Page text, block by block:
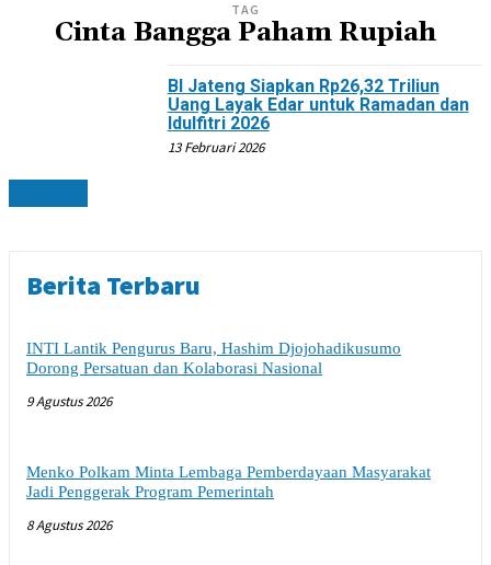
TAG
Cinta Bangga Paham Rupiah
BI Jateng Siapkan Rp26,32 Triliun
Uang Layak Edar untuk Ramadan dan
Idulfitri 2026
13 Februari 2026
Berita Terbaru
INTI Lantik Pengurus Baru, Hashim Djojohadikusumo
Dorong Persatuan dan Kolaborasi Nasional
9 Agustus 2026
Menko Polkam Minta Lembaga Pemberdayaan Masyarakat
Jadi Penggerak Program Pemerintah
8 Agustus 2026